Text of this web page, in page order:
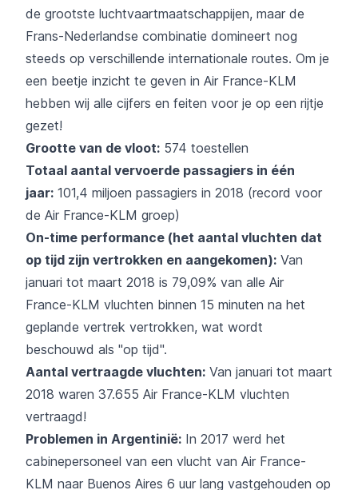
de grootste luchtvaartmaatschappijen, maar de
Frans-Nederlandse combinatie domineert nog
steeds op verschillende internationale routes. Om je
een beetje inzicht te geven in Air France-KLM
hebben wij alle cijfers en feiten voor je op een rijtje
gezet!
Grootte van de vloot: 574 toestellen
Totaal aantal vervoerde passagiers in één
jaar: 101,4 miljoen passagiers in 2018 (record voor
de Air France-KLM groep)
On-time performance (het aantal vluchten dat
op tijd zijn vertrokken en aangekomen): Van
januari tot maart 2018 is 79,09% van alle Air
France-KLM vluchten binnen 15 minuten na het
geplande vertrek vertrokken, wat wordt
beschouwd als "op tijd".
Aantal vertraagde vluchten: Van januari tot maart
2018 waren 37.655 Air France-KLM vluchten
vertraagd!
Problemen in Argentinië: In 2017 werd het
cabinepersoneel van een vlucht van Air France-
KLM naar Buenos Aires 6 uur lang vastgehouden op